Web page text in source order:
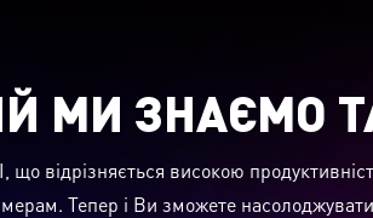
МИ ЗНАЄМО
що відрізняється високою
Тепер і Ви зможете